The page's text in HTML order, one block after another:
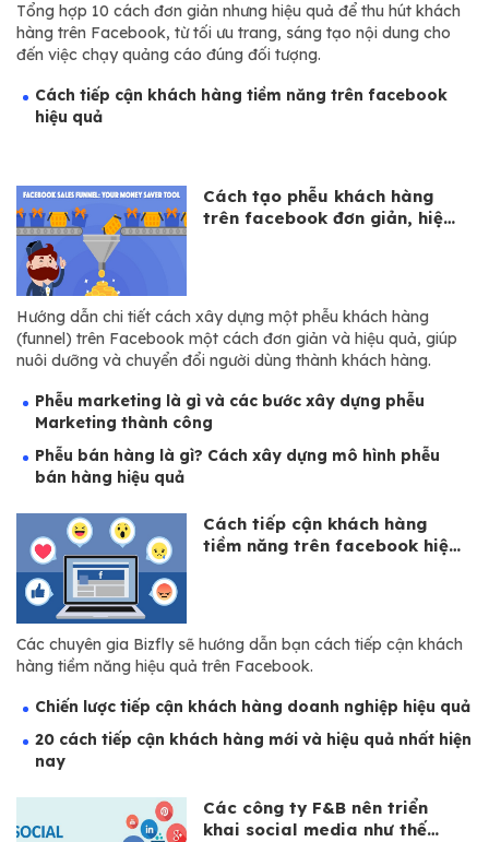
Tổng hợp 10 cách đơn giản nhưng hiệu quả để thu hút khách
hàng trên Facebook, từ tối ưu trang, sáng tạo nội dung cho
đến việc chạy quảng cáo đúng đối tượng.
Cách tiếp cận khách hàng tiềm năng trên facebook
hiệu quả
Cách tạo phễu khách hàng
trên facebook đơn giản, hiệu
Hướng dẫn chi tiết cách xây dựng một phễu khách hàng
(funnel) trên Facebook một cách đơn giản và hiệu quả, giúp
nuôi dưỡng và chuyển đổi người dùng thành khách hàng.
Phễu marketing là gì và các bước xây dựng phễu
Marketing thành công
Phễu bán hàng là gì? Cách xây dựng mô hình phễu
bán hàng hiệu quả
Cách tiếp cận khách hàng
tiềm năng trên facebook hiệu
Các chuyên gia Bizfly sẽ hướng dẫn bạn cách tiếp cận khách
hàng tiềm năng hiệu quả trên Facebook.
Chiến lược tiếp cận khách hàng doanh nghiệp hiệu quả
20 cách tiếp cận khách hàng mới và hiệu quả nhất hiện
nay
Các công ty F&B nên triển
khai social media như thế